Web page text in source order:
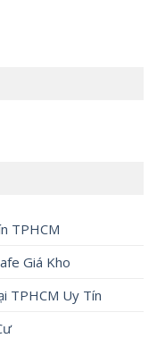
TPHCM
Giá Kho
TPHCM Uy Tín